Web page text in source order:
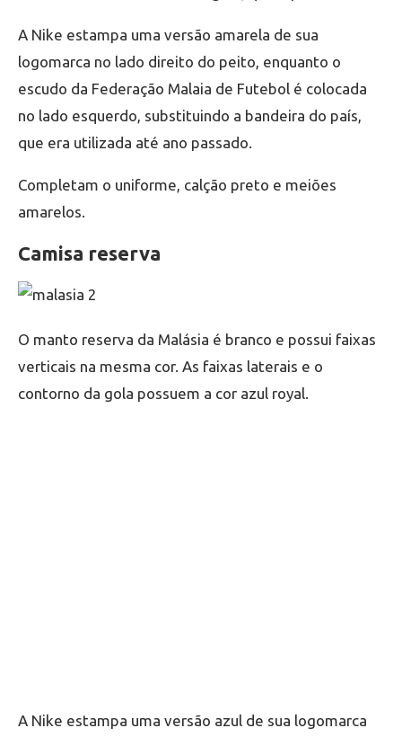
A Nike estampa uma versão amarela de sua
logomarca no lado direito do peito, enquanto o
escudo da Federação Malaia de Futebol é colocada
no lado esquerdo, substituindo a bandeira do país,
que era utilizada até ano passado.
Completam o uniforme, calção preto e meiões
amarelos.
Camisa reserva
O manto reserva da Malásia é branco e possui faixas
verticais na mesma cor. As faixas laterais e o
contorno da gola possuem a cor azul royal.
A Nike estampa uma versão azul de sua logomarca